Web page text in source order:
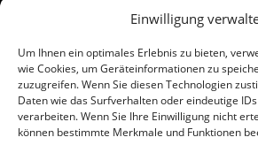
Einwilligung
Um Ihnen ein optimales Erlebnis zu bieten,
wie Cookies, um Geräteinformationen zu
zuzugreifen. Wenn Sie diesen Technologien
Daten wie das Surfverhalten oder eindeutige
verarbeiten. Wenn Sie Ihre Einwilligung nicht
können bestimmte Merkmale und Funktionen
Versand
Zahlung
Baumann